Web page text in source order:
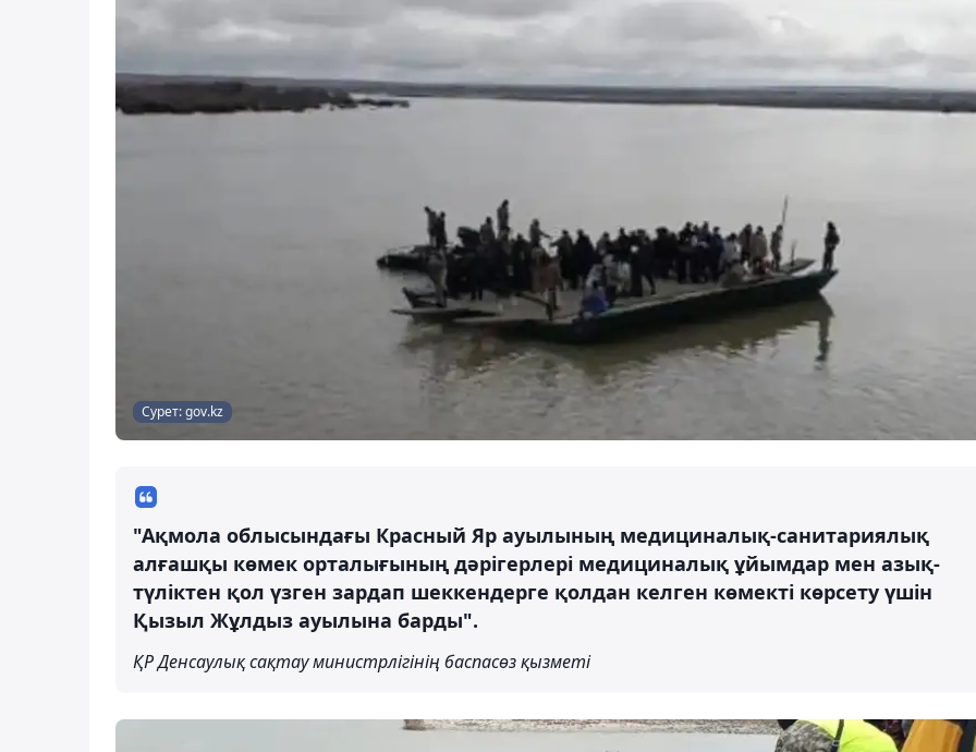
Сурет: gov.kz
"Ақмола облысындағы Красный Яр ауылының медициналық-санитариялық
алғашқы көмек орталығының дәрігерлері медициналық ұйымдар мен азық-
түліктен қол үзген зардап шеккендерге қолдан келген көмекті көрсету үшін
Қызыл Жұлдыз ауылына барды".
ҚР Денсаулық сақтау министрлігінің баспасөз қызметі